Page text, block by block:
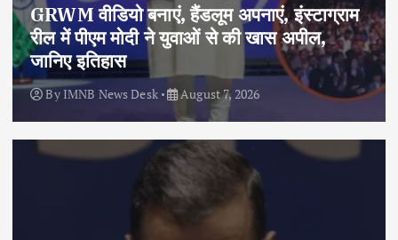
GRWM वीडियो बनाएं, हैंडलूम अपनाएं, इंस्टाग्राम
रील में पीएम मोदी ने युवाओं से की खास अपील,
जानिए इतिहास
By IMNB News Desk August 7, 2026